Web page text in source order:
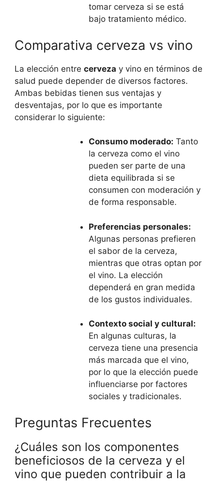
tomar cerveza si se está
bajo tratamiento médico.
Comparativa cerveza vs vino
La elección entre cerveza y vino en términos de
salud puede depender de diversos factores.
Ambas bebidas tienen sus ventajas y
desventajas, por lo que es importante
considerar lo siguiente:
Consumo moderado: Tanto
la cerveza como el vino
pueden ser parte de una
dieta equilibrada si se
consumen con moderación y
de forma responsable.
Preferencias personales:
Algunas personas prefieren
el sabor de la cerveza,
mientras que otras optan por
el vino. La elección
dependerá en gran medida
de los gustos individuales.
Contexto social y cultural:
En algunas culturas, la
cerveza tiene una presencia
más marcada que el vino,
por lo que la elección puede
influenciarse por factores
sociales y tradicionales.
Preguntas Frecuentes
¿Cuáles son los componentes
beneficiosos de la cerveza y el
vino que pueden contribuir a la